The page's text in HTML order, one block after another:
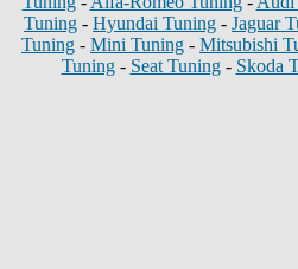
Tuning - Hyundai Tuning - Jaguar
Tuning - Mini Tuning - Mitsubishi
Tuning- Seat Tuning- Skoda